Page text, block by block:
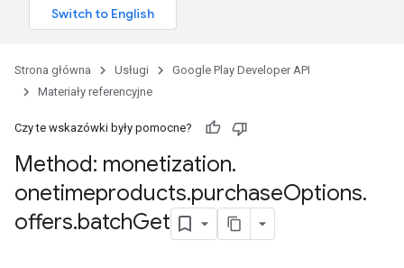
Strona główna Usługi
Google Play Developer API
Materiały referencyjne
Czy te wskazówki były pomocne?
Method: monetization.
onetimeproducts.purchaseOptions.
offers.batchGet